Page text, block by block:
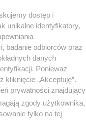
rok, także
dostęp i
unikalne identyfikatory,
badanie odbiorców oraz
danych
Ponieważ
„Akceptuję”.
prywatności znajdujący
zgody użytkownika,
tylko na tej